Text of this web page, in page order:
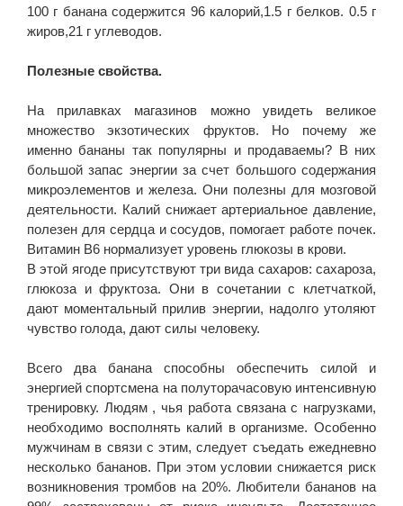
100 г банана содержится 96 калорий,1.5 г белков. 0.5 г
жиров,21 г углеводов.
Полезные свойства.
На прилавках магазинов можно увидеть великое
множество экзотических фруктов. Но почему же
именно бананы так популярны и продаваемы? В них
большой запас энергии за счет большого содержания
микроэлементов и железа. Они полезны для мозговой
деятельности. Калий снижает артериальное давление,
полезен для сердца и сосудов, помогает работе почек.
Витамин В6 нормализует уровень глюкозы в крови.
В этой ягоде присутствуют три вида сахаров: сахароза,
глюкоза и фруктоза. Они в сочетании с клетчаткой,
дают моментальный прилив энергии, надолго утоляют
чувство голода, дают силы человеку.
Всего два банана способны обеспечить силой и
энергией спортсмена на полуторачасовую интенсивную
тренировку. Людям , чья работа связана с нагрузками,
необходимо восполнять калий в организме. Особенно
мужчинам в связи с этим, следует съедать ежедневно
несколько бананов. При этом условии снижается риск
возникновения тромбов на 20%. Любители бананов на